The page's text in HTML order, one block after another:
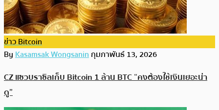
ข่าว Bitcoin
ByKasamsak Wongsaninกุมภาพันธ์ 13, 2026
CZ แซวบราซิลเก็บ Bitcoin 1 ล้าน BTC “คงต้องใช้เงินเยอะน่า
ดู”